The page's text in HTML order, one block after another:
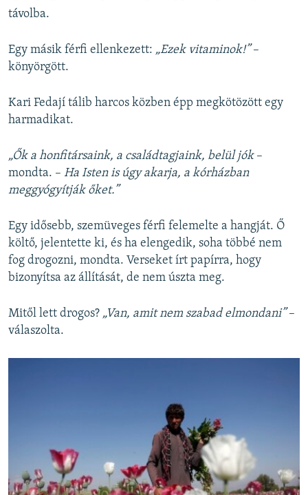
távolba.
Egy másik férfi ellenkezett: „Ezek vitaminok!”–
könyörgött.
Kari Fedají tálib harcos közben épp megkötözött egy
harmadikat.
„Ők a honfitársaink, a családtagjaink, belül jók–
mondta. – Ha Isten is úgy akarja, a kórházban
meggyógyítják őket.”
Egy idősebb, szemüveges férfi felemelte a hangját. Ő
költő, jelentette ki, és ha elengedik, soha többé nem
fog drogozni, mondta. Verseket írt papírra, hogy
bizonyítsa az állítását, de nem úszta meg.
Mitől lett drogos? „Van, amit nem szabad elmondani”–
válaszolta.